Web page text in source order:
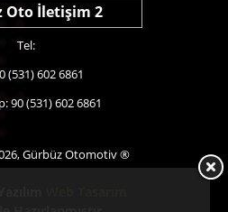
Oto İletişim 2
Tel:
(531) 602 6861
90 (531) 602 6861
Gürbüz Otomotiv ®